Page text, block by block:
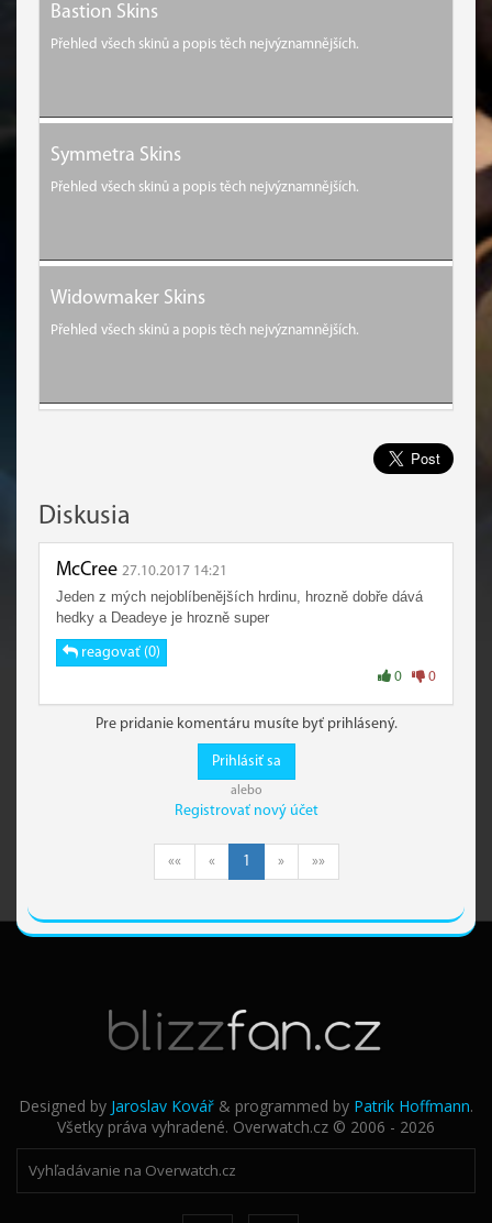
Bastion Skins
Přehled všech skinů a popis těch nejvýznamnějších.
Symmetra Skins
Přehled všech skinů a popis těch nejvýznamnějších.
Widowmaker Skins
Přehled všech skinů a popis těch nejvýznamnějších.
Diskusia
McCree 27.10.2017 14:21
Jeden z mých nejoblíbenějších hrdinu, hrozně dobře dává
hedky a Deadeye je hrozně super
reagovať (0)
0 0
Pre pridanie komentáru musíte byť prihlásený.
Prihlásiť sa
alebo
Registrovať nový účet
«« « 1 » »»
Designed by Jaroslav Kovář & programmed by Patrik Hoffmann.
Všetky práva vyhradené. Overwatch.cz © 2006 - 2026